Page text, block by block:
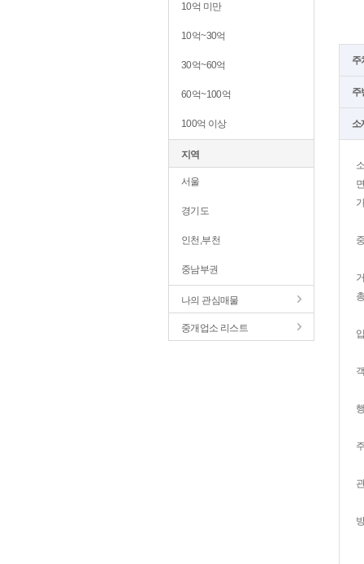
10억 미만
10억~30억
30억~60억
60억~100억
100억 이상
지역
서울
경기도
인천,부천
중남부권
나의 관심매물
중개업소 리스트
주
주
소